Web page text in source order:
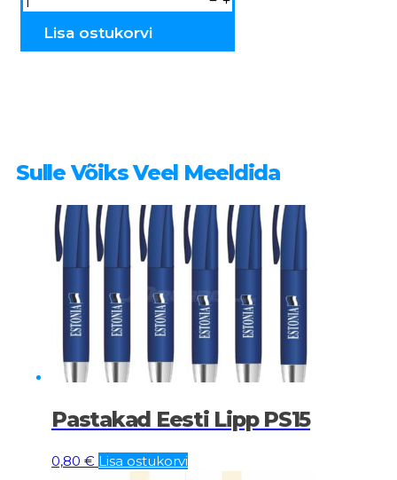
väike
Tallinn
kogusLisa ostukorvi
Sulle Võiks Veel Meeldida
Pastakad Eesti Lipp PS15
0,80 € Lisa ostukorvi